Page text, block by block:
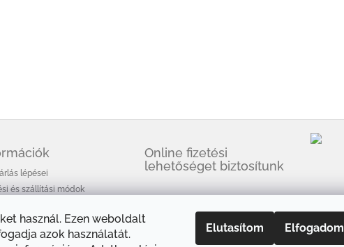
használ. Ezen weboldalt
azok használatát.
Elutasítom Elfogadom
lépései
és szállítási módok
tájékoztató
füstölőkről
Online fizetési
lehetőséget biztosítunk